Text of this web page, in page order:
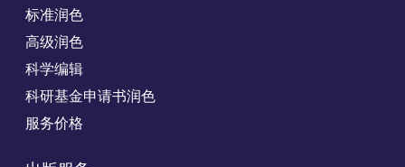
标准润色
高级润色
科学编辑
科研基金申请书润色
服务价格